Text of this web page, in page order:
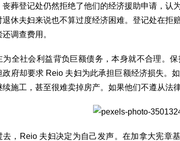
丧葬登记处仍然拒绝了他们的经济援助申请，认
退休夫妇来说也不算过度经济困难。登记处在拒
调查费用。
为全社会利益背负巨额债务，本身就不合理。
政府却要求 Reio 夫妇为此承担巨额经济损失。
续施工，甚至很难卖掉房产。如果他们不遵从法
去，Reio 夫妇决定为自己发声。在加拿大宪章